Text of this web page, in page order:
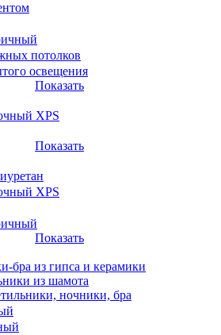
потолков
освещения
Показать
XPS
Показать
XPS
Показать
бра из гипса и керамики
из шамота
ночники, бра